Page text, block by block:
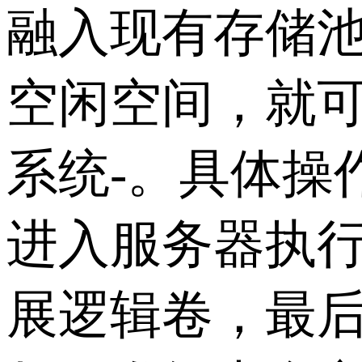
融入现有存储
空闲空间，就
系统-。具体操
进入服务器执
展逻辑卷，最